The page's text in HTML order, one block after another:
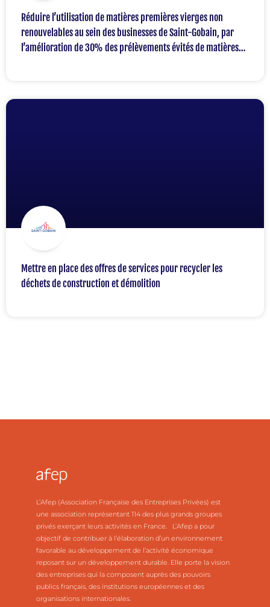
Réduire l’utilisation de matières premières vierges non
renouvelables au sein des businesses de Saint-Gobain, par
l’amélioration de 30% des prélèvements évités de matières
Mettre en place des offres de services pour recycler les
déchets de construction et démolition
L’Afep (Association Française des Entreprises Privées) est
une association représentant 114 des plus grands groupes
privés exerçant leurs activités en France. L’Afep a pour
objectif de contribuer à l’élaboration d’un environnement
favorable au développement de l’activité économique
reposant sur un développement durable. Elle porte la vision
des entreprises qui la composent auprès des pouvoirs
publics français, des institutions européennes et des
organisations internationales.